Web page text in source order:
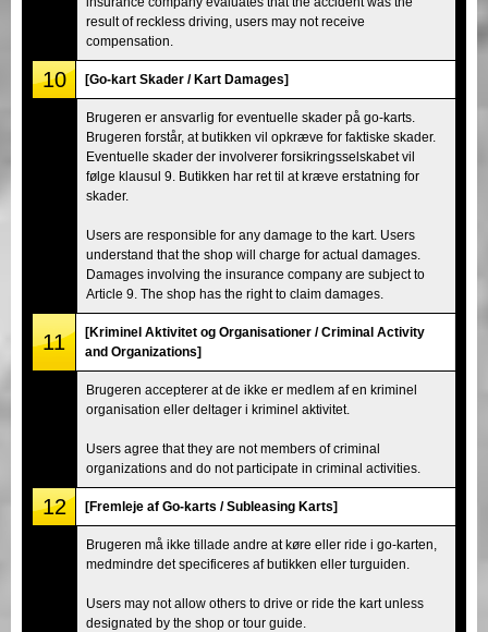
result of reckless driving, users may not receive
compensation.
10 [Go-kart Skader / Kart Damages]
Brugeren er ansvarlig for eventuelle skader på go-karts.
Brugeren forstår, at butikken vil opkræve for faktiske skader.
Eventuelle skader der involverer forsikringsselskabet vil
følge klausul 9. Butikken har ret til at kræve erstatning for
skader.
Users are responsible for any damage to the kart. Users
understand that the shop will charge for actual damages.
Damages involving the insurance company are subject to
Article 9. The shop has the right to claim damages.
11
[Kriminel Aktivitet og Organisationer / Criminal Activity
and Organizations]
Brugeren accepterer at de ikke er medlem af en kriminel
organisation eller deltager i kriminel aktivitet.
Users agree that they are not members of criminal
organizations and do not participate in criminal activities.
12 [Fremleje af Go-karts / Subleasing Karts]
Brugeren må ikke tillade andre at køre eller ride i go-karten,
medmindre det specificeres af butikken eller turguiden.
Users may not allow others to drive or ride the kart unless
designated by the shop or tour guide.